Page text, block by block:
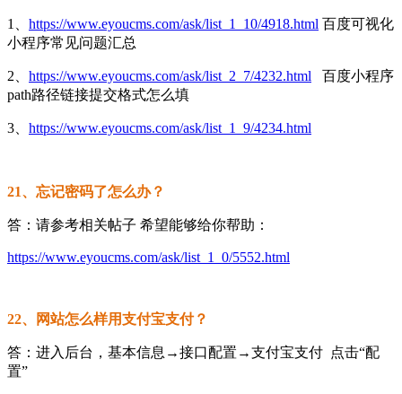
1、 https://www.eyoucms.com/ask/list_1_10/4918.html 百度可视化
小程序常见问题汇总
2、 https://www.eyoucms.com/ask/list_2_7/4232.html 百度小程序
path路径链接提交格式怎么填
3、 https://www.eyoucms.com/ask/list_1_9/4234.html
21、忘记密码了怎么办？
答：请参考相关帖子 希望能够给你帮助：
https://www.eyoucms.com/ask/list_1_0/5552.html
22、网站怎么样用支付宝支付？
答：进入后台，基本信息→接口配置→支付宝支付 点击“配
置”